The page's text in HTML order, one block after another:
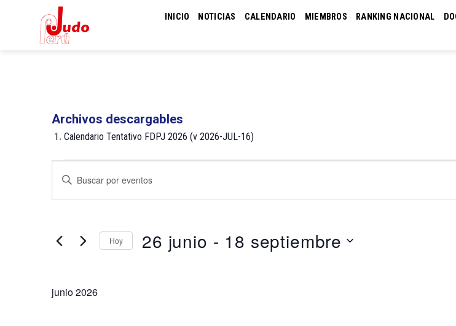
INICIO NOTICIAS CALENDARIO MIEMBROS RANKING NACIONAL
Archivos descargables
1. Calendario Tentativo FDPJ 2026 (v 2026-JUL-16)
Eventos
Navegación
vistas
Eventos
Introduce
palabra
Eventos
palabra
clave.
Hoy 26 junio - 18 septiembre
junio 2026